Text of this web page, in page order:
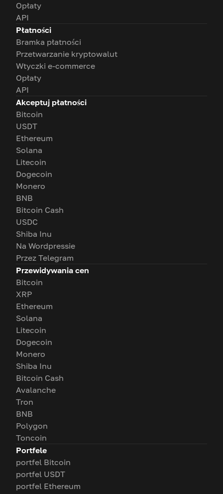
Opłaty
API
Płatności
Bramka płatności
Przetwarzanie kryptowalut
Wtyczki e-commerce
Opłaty
API
Akceptuj płatności
Bitcoin
USDT
Ethereum
Solana
Litecoin
Dogecoin
Monero
BNB
Bitcoin Cash
USDC
Shiba Inu
Na Wordpressie
Przez Telegram
Przewidywania cen
Bitcoin
XRP
Ethereum
Solana
Litecoin
Dogecoin
Monero
Shiba Inu
Bitcoin Cash
Avalanche
Tron
BNB
Polygon
Toncoin
Portfele
portfel Bitcoin
portfel USDT
portfel Ethereum